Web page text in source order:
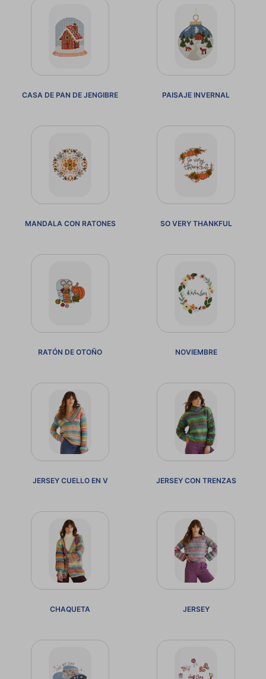
CASA DE PAN DE JENGIBRE PAISAJE INVERNAL
MANDALA CON RATONES SO VERY THANKFUL
RATÓN DE OTOÑO NOVIEMBRE
JERSEY CUELLO EN V JERSEY CON TRENZAS
CHAQUETA JERSEY